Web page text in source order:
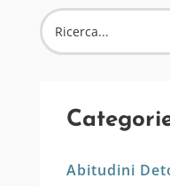
Abitudini